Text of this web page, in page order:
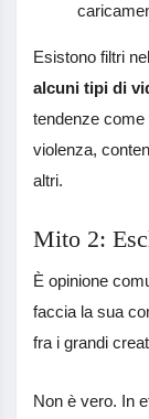
Esistono filtri
alcuni tipi di
tendenze
violenza,
altri.
Mito 2:
È opinione
faccia la sua
fra i grandi
Non è vero. In